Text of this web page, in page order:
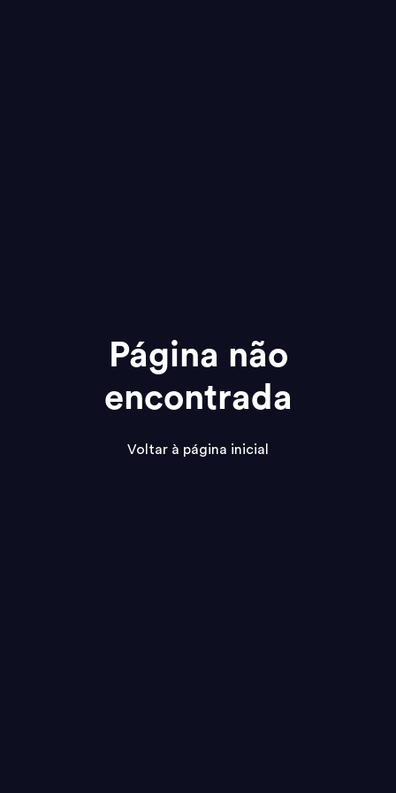
Página não
encontrada
Voltar à página inicial